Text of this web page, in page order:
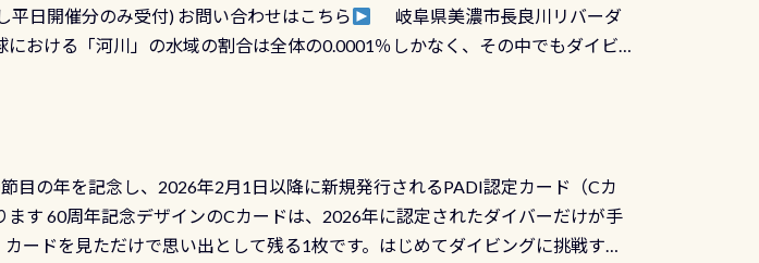
の点検と一緒な訳ですから、ボタンが潮噛みしてドライスーツに空気が入り
しましょう！まだした事がない方はこれを機会に是非やってください！！ ●
掛かります そこで下記のキャンペーンを利用してみてはどうでしょうか？
ールを出して頂いた方は、上記の水検査料5,500円がなんと無料になります！
てる方は、セットでこの水検査も出しましょう！そし続きを読む
日開催分のみ受付) お問い合わせはこちら
岐阜県美濃市長良川リバーダ
おける「河川」の水域の割合は全体の0.0001％しかなく、その中でもダイビ
ってどんな川？ 長良川は日本三大清流(四万十川、柿田川)の１つに数えられ
で岐阜県の郡上市に始まり、美濃を経て伊勢湾に流れます1985年には環境省
88選」に全国で唯一河川で選ばれた清流です川にしては珍しく、水深が深い
とが出来ます 川原からのエントリーエキジットは正に大自然の中でのダイビ
目の年を記念し、2026年2月1日以降に新規発行されるPADI認定カード（Cカ
す 60周年記念デザインのCカードは、2026年に認定されたダイバーだけが手
ードを見ただけで思い出として残る1枚です。はじめてダイビングに挑戦する